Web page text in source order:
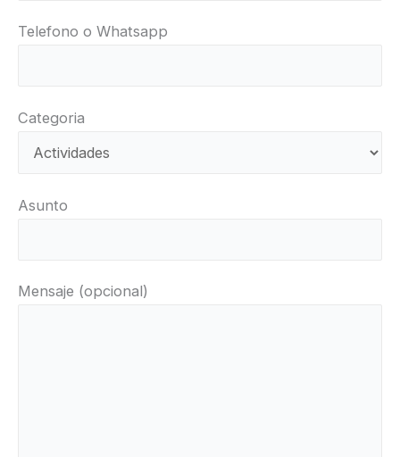
Telefono o Whatsapp
Categoria
Asunto
Mensaje (opcional)